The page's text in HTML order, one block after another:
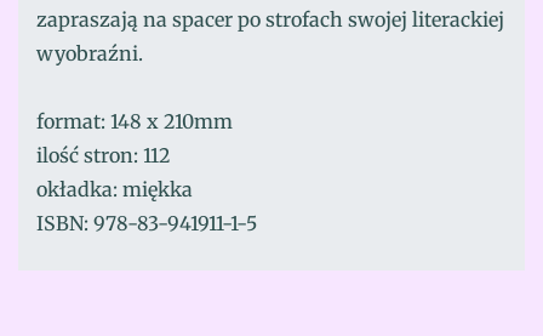
zapraszają na spacer po strofach swojej literackiej
wyobraźni.
format: 148 x 210mm
ilość stron: 112
okładka: miękka
ISBN: 978-83-941911-1-5